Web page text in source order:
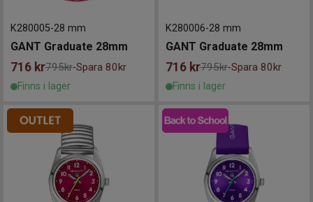
K280005-28 mm
GANT Graduate 28mm
716 kr795kr-Spara 80kr
Finns i lager
K280006-28 mm
GANT Graduate 28mm
716 kr795kr-Spara 80kr
Finns i lager